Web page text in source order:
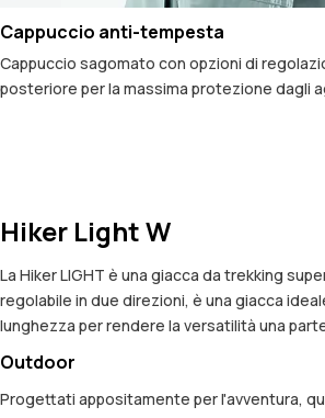
Cappuccio anti-tempesta
Cappuccio sagomato con opzioni di
posteriore per la massima protezione dagli
Hiker Light W
La Hiker LIGHT è una giacca da trekking
regolabile in due direzioni, è una giacca
lunghezza per rendere la versatilità una
Outdoor
Progettati appositamente per l'avventura,